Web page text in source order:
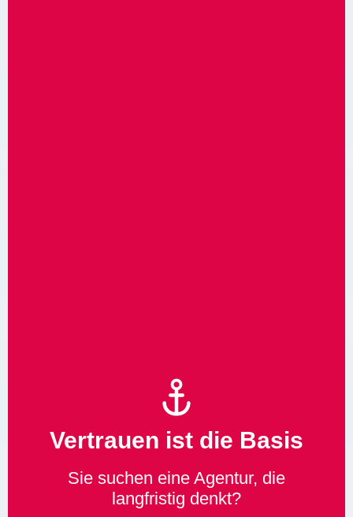
Vertrauen ist die Basis
Sie suchen eine Agentur, die
langfristig denkt?